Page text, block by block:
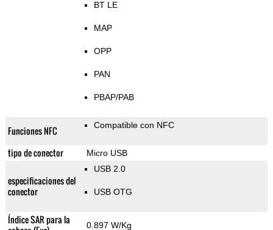
BT LE
MAP
OPP
PAN
PBAP/PAB
Funciones NFC Compatible con NFC
tipo de conector Micro USB
especificaciones del
conector
USB 2.0
USB OTG
Índice SAR para la
0.897 W/Kg